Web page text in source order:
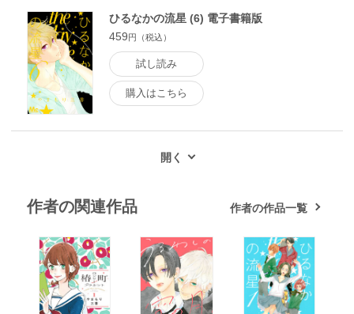
ひるなかの流星 (6) 電子書籍版
459 円（税込）
試し読み
購入はこちら
作者の関連作品 作者の作品一覧